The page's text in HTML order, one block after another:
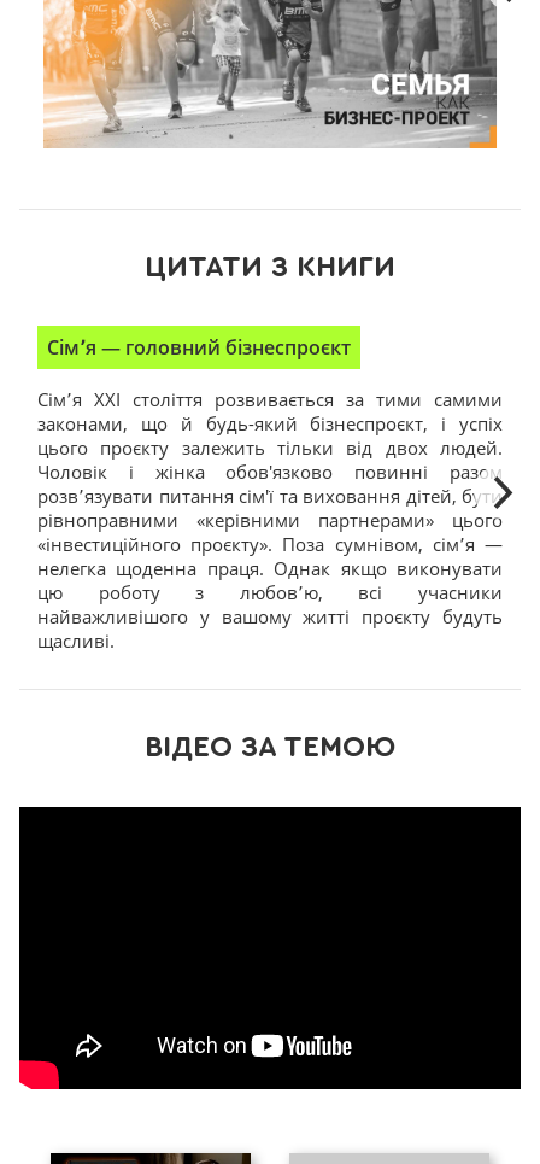
ЦИТАТИ З КНИГИ
Сім՚я — головний бізнеспроєкт
Сім՚я XXI століття розвивається за тими самими
законами, що й будь-який бізнеспроєкт, і успіх
цього проєкту залежить тільки від двох людей.
Чоловік і жінка обов'язково повинні разом
розв՚язувати питання сім'ї та виховання дітей, бути
рівноправними «керівними партнерами» цього
«інвестиційного проєкту». Поза сумнівом, сім՚я —
нелегка щоденна праця. Однак якщо виконувати
цю роботу з любов՚ю, всі учасники
найважливішого у вашому житті проєкту будуть
щасливі.
ВІДЕО ЗА ТЕМОЮ